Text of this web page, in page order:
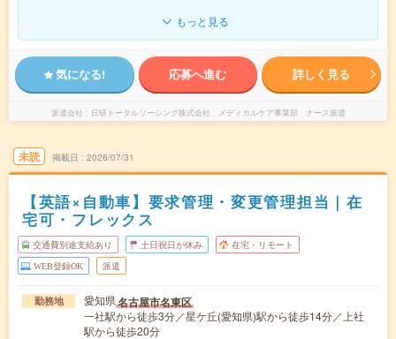
もっと見る
気になる! 応募へ進む 詳しく見る
派遣会社 日研トータルソーシング株式会社 メディカルケア事業部 ナース派遣
未読 掲載日 2026/07/31
【英語×自動車】要求管理・変更管理担当｜在
宅可・フレックス
交通費別途支給あり 土日祝日が休み 在宅・リモート
WEB登録OK 派遣
勤務地 愛知県名古屋市名東区
一社駅から徒歩3分／星ケ丘(愛知県)駅から徒歩14分／上社
駅から徒歩20分